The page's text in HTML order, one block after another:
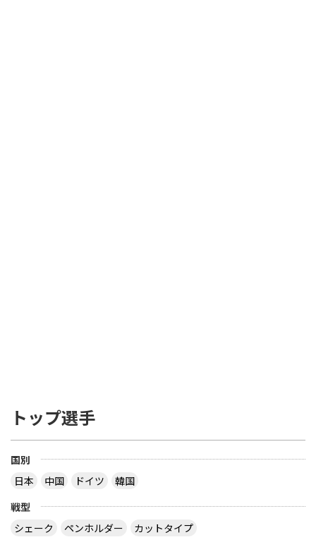
トップ選手
国別
日本
中国 ドイツ
韓国
戦型
シェーク
ペンホルダー カットタイプ